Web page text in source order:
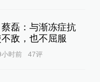
磊：与渐冻症抗
敌，也不屈服
小时前 47评